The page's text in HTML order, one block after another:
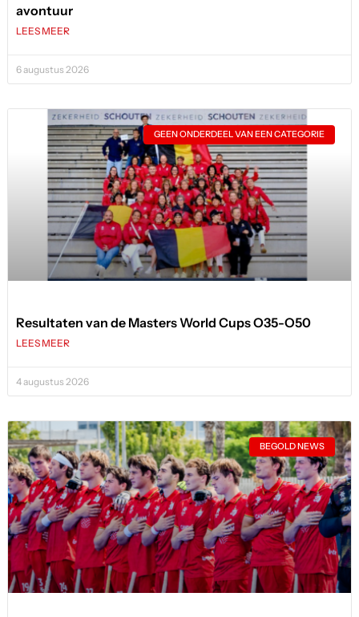
avontuur
LEES MEER
6 augustus 2026
GEEN ONDERDEEL VAN EEN CATEGORIE
Resultaten van de Masters World Cups O35-O50
LEES MEER
4 augustus 2026
BEGOLD NEWS